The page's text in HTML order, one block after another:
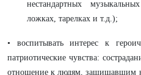
нестандартных
ложках, тарелках и т.д.);
• воспитывать интерес к
патриотические чувства:
отношение к людям, защищавшим